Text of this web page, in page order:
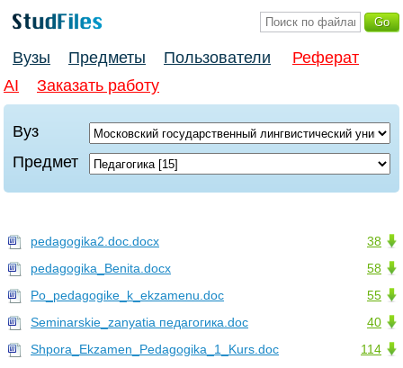
Вузы Предметы Пользователи
Реферат
AI
Заказать работу
Вуз
Предмет
38
pedagogika2.doc.docx
58
pedagogika_Benita.docx
55
Po_pedagogike_k_ekzamenu.doc
40
Seminarskie_zanyatia педагогика.doc
114
Shpora_Ekzamen_Pedagogika_1_Kurs.doc